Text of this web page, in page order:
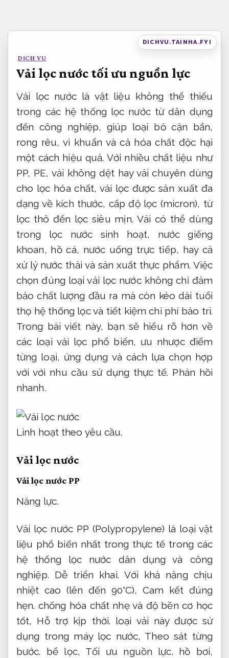
dung
DICHVU.TAINHA.FYI
DỊCH VỤ
Vải lọc nước tối ưu nguồn lực
Vải lọc nước là vật liệu không thể thiếu
trong các hệ thống lọc nước từ dân dụng
đến công nghiệp, giúp loại bỏ cặn bẩn,
rong rêu, vi khuẩn và cả hóa chất độc hại
một cách hiệu quả. Với nhiều chất liệu như
PP, PE, vải không dệt hay vải chuyên dùng
cho lọc hóa chất, vải lọc được sản xuất đa
dạng về kích thước, cấp độ lọc (micron), từ
lọc thô đến lọc siêu mịn. Vải có thể dùng
trong lọc nước sinh hoạt, nước giếng
khoan, hồ cá, nước uống trực tiếp, hay cả
xử lý nước thải và sản xuất thực phẩm. Việc
chọn đúng loại vải lọc nước không chỉ đảm
bảo chất lượng đầu ra mà còn kéo dài tuổi
thọ hệ thống lọc và tiết kiệm chi phí bảo trì.
Trong bài viết này, bạn sẽ hiểu rõ hơn về
các loại vải lọc phổ biến, ưu nhược điểm
từng loại, ứng dụng và cách lựa chọn hợp
với với nhu cầu sử dụng thực tế. Phản hồi
nhanh.
Linh hoạt theo yêu cầu.
Vải lọc nước
Vải lọc nước PP
Năng lực.
Vải lọc nước PP (Polypropylene) là loại vật
liệu phổ biến nhất trong thực tế trong các
hệ thống lọc nước dân dụng và công
nghiệp. Dễ triển khai. Với khả năng chịu
nhiệt cao (lên đến 90°C), Cam kết đúng
hẹn. chống hóa chất nhẹ và độ bền cơ học
tốt, Hỗ trợ kịp thời. loại vải này được sử
dụng trong máy lọc nước, Theo sát từng
bước. bể lọc, Tối ưu nguồn lực. hồ bơi,